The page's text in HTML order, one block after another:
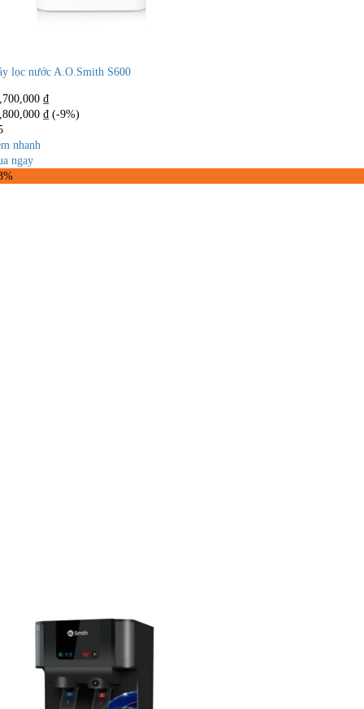
lọc nước A.O.Smith S600
₫
₫ (-9%)
nhanh
ngay